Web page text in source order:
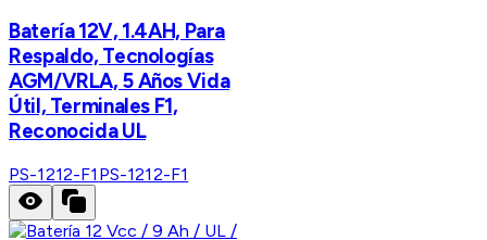
Batería 12V, 1.4AH, Para
Respaldo, Tecnologías
AGM/VRLA, 5 Años Vida
Útil, Terminales F1,
Reconocida UL
PS-1212-F1 PS-1212-F1